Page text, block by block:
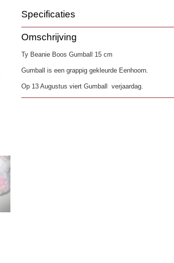
Specificaties
Productcode
EAN code
Omschrijving
Ty Beanie Boos Gumball 15 cm
Gumball is een grappig gekleurde Eenhoorn.
Op 13 Augustus viert Gumball verjaardag.